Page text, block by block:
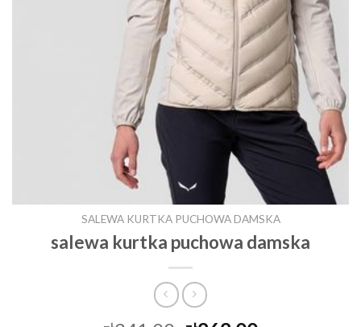
SALEWA KURTKA PUCHOWA DAMSKA
salewa kurtka puchowa damska